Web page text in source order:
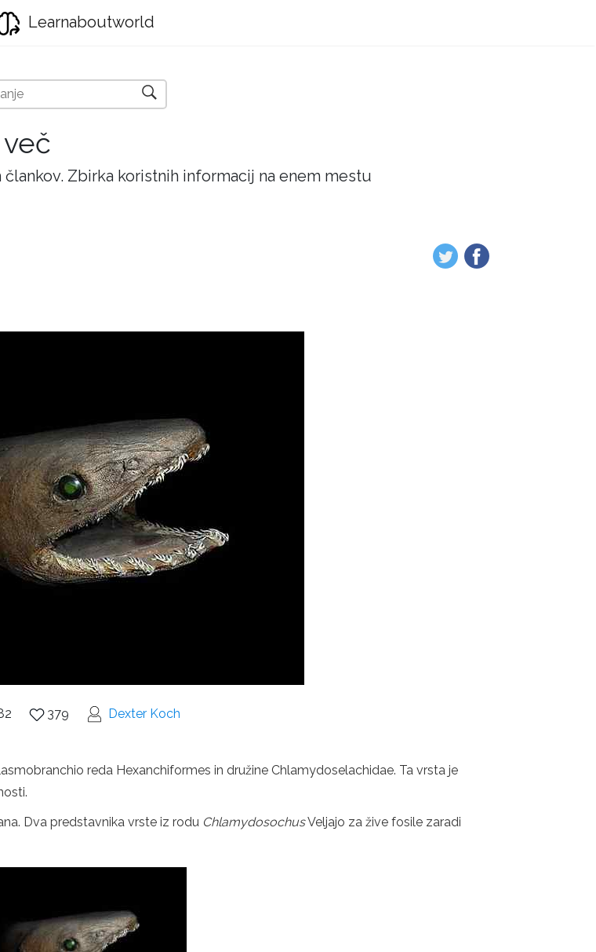
Learnaboutworld
Zbirka koristnih informacij na enem mestu
379 Dexter Koch
reda Hexanchiformes in družine Chlamydoselachidae. Ta vrsta je
Dva predstavnika vrste iz rodu ChlamydosochusVeljajo za žive fosile zaradi